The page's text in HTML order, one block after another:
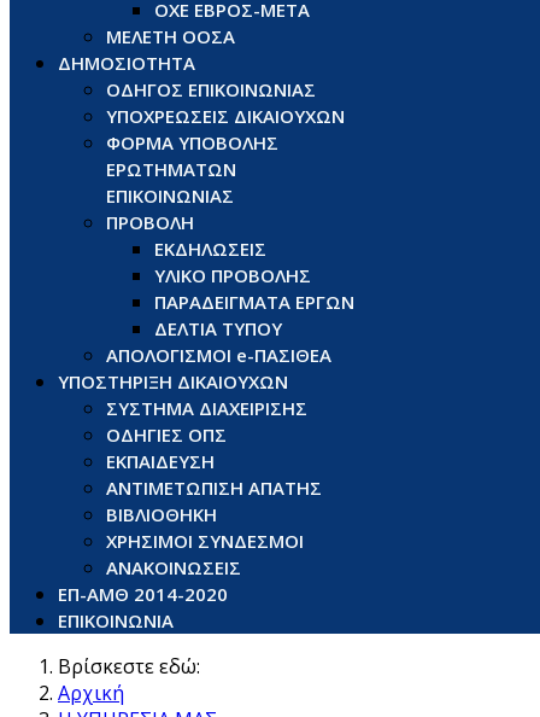
ΟΧΕ ΕΒΡΟΣ-ΜΕΤΑ
ΜΕΛΕΤΗ ΟΟΣΑ
ΔΗΜΟΣΙΟΤΗΤΑ
ΟΔΗΓΟΣ ΕΠΙΚΟΙΝΩΝΙΑΣ
ΥΠΟΧΡΕΩΣΕΙΣ ΔΙΚΑΙΟΥΧΩΝ
ΦΟΡΜΑ ΥΠΟΒΟΛΗΣ
ΕΡΩΤΗΜΑΤΩΝ
ΕΠΙΚΟΙΝΩΝΙΑΣ
ΠΡΟΒΟΛΗ
ΕΚΔΗΛΩΣΕΙΣ
ΥΛΙΚΟ ΠΡΟΒΟΛΗΣ
ΠΑΡΑΔΕΙΓΜΑΤΑ ΕΡΓΩΝ
ΔΕΛΤΙΑ ΤΥΠΟΥ
ΑΠΟΛΟΓΙΣΜΟΙ e-ΠΑΣΙΘΕΑ
ΥΠΟΣΤΗΡΙΞΗ ΔΙΚΑΙΟΥΧΩΝ
ΣΥΣΤΗΜΑ ΔΙΑΧΕΙΡΙΣΗΣ
ΟΔΗΓΙΕΣ ΟΠΣ
ΕΚΠΑΙΔΕΥΣΗ
ΑΝΤΙΜΕΤΩΠΙΣΗ ΑΠΑΤΗΣ
ΒΙΒΛΙΟΘΗΚΗ
ΧΡΗΣΙΜΟΙ ΣΥΝΔΕΣΜΟΙ
ΑΝΑΚΟΙΝΩΣΕΙΣ
ΕΠ-ΑΜΘ 2014-2020
ΕΠΙΚΟΙΝΩΝΙΑ
Βρίσκεστε εδώ:
Αρχική